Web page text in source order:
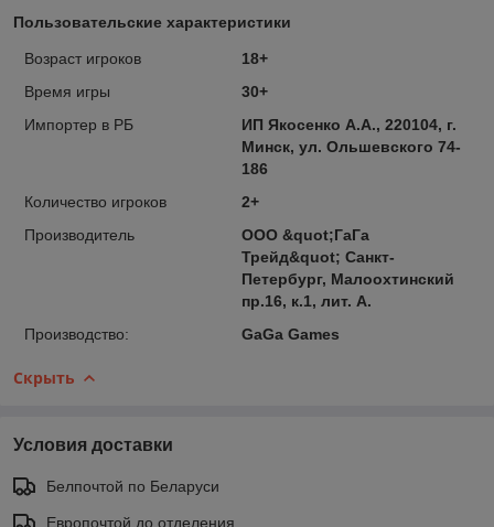
Пользовательские характеристики
Возраст игроков
18+
Время игры
30+
Импортер в РБ
ИП Якосенко А.А., 220104, г.
Минск, ул. Ольшевского 74-
186
Количество игроков
2+
Производитель
ООО &quot;ГаГа
Трейд&quot; Санкт-
Петербург, Малоохтинский
пр.16, к.1, лит. А.
Производство:
GaGa Games
Скрыть
Условия доставки
Белпочтой по Беларуси
Европочтой до отделения